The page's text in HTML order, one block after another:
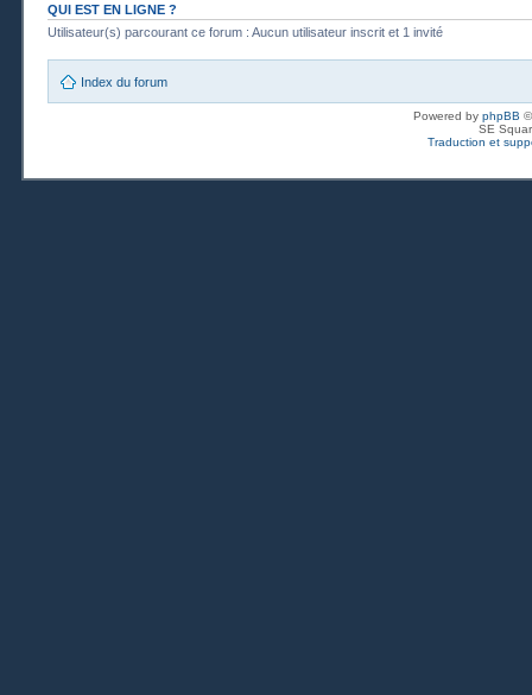
QUI EST EN LIGNE ?
Utilisateur(s) parcourant ce forum : Aucun utilisateur inscrit et 1 invité
Index du forum
Powered by phpBB
SE
Traduction et